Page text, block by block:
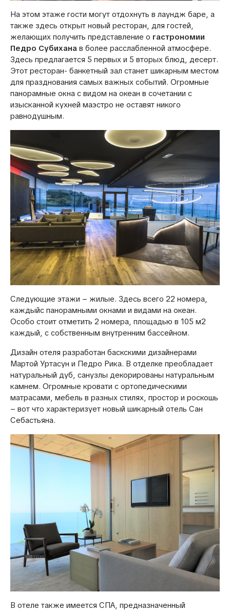
На этом этаже гости могут отдохнуть в лаундж баре, а
также здесь открыт новый ресторан, для гостей,
желающих получить представление о гастрономии
Педро Субихана в более расслабленной атмосфере.
Здесь предлагается 5 первых и 5 вторых блюд, десерт.
Этот ресторан- банкетный зал станет шикарным местом
для празднования самых важных событий. Огромные
панорамные окна с видом на океан в сочетании с
изысканной кухней маэстро не оставят никого
равнодушным.
Следующие этажи – жилые. Здесь всего 22 номера,
каждыйс панорамными окнами и видами на океан.
Особо стоит отметить 2 номера, площадью в 105 м2
каждый, с собственным внутренним бассейном.
Дизайн отеля разработан баскскими дизайнерами
Мартой Уртасун и Педро Рика. В отделке преобладает
натуральный дуб, санузлы декорированы натуральным
камнем. Огромные кровати с ортопедическими
матрасами, мебель в разных стилях, простор и роскошь
– вот что характеризует новый шикарный отель Сан
Себастьяна.
В отеле также имеется СПА, предназначенный